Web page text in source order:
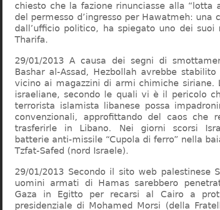
chiesto che la fazione rinunciasse alla “lotta
del permesso d’ingresso per Hawatmeh: una
dall’ufficio politico, ha spiegato uno dei suoi
Tharifa.
29/01/2013 A causa dei segni di
Bashar al-Assad, Hezbollah avrebbe
vicino ai magazzini di armi chimiche siriane.
israeliane, secondo le quali vi è il pericolo
terrorista islamista libanese possa
convenzionali, approfittando del caos che
trasferirle in Libano. Nei giorni scorsi
batterie anti-missile “Cupola di ferro” nella
Tzfat-Safed (nord Israele).
29/01/2013 Secondo il sito web palestinese
uomini armati di Hamas sarebbero
Gaza in Egitto per recarsi al Cairo a
presidenziale di Mohamed Morsi (della